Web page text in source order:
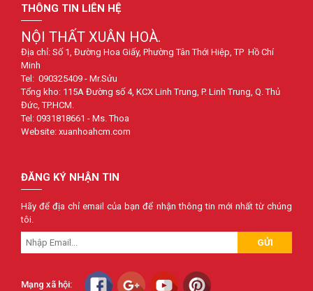
THÔNG TIN LIÊN HỆ
NỘI THẤT XUÂN HOÀ.
Địa chỉ: Số 1, Đường Hoa Giấy, Phường Tân Thới Hiệp, TP Hồ Chí
Minh
Tel: 090325409 - Mr.Sửu
Tổng kho: 115A Đường số 4, KCX Linh Trung, P. Linh Trung, Q. Thủ
Đức, TP.HCM.
Tel: 0931818661 - Ms. Thoa
Website: xuanhoahcm.com
ĐĂNG KÝ NHẬN TIN
Hãy để địa chỉ email của bạn để nhận thông tin mới nhất từ chúng
tôi.
GỬI
Mạng xã hội: